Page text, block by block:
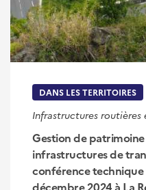
DANS LES TERRITOIRES
Infrastructures routières
Gestion de
infrastructures de
conférence
décembre 2024 à La